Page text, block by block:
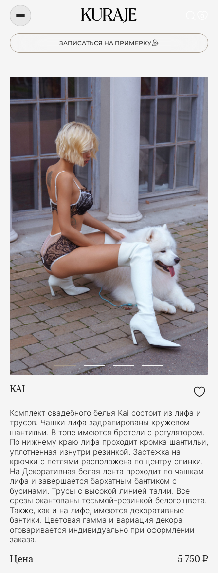
ЗАПИСАТЬСЯ НА ПРИМЕРКУ
KAI
Комплект свадебного белья Kai состоит из лифа и
трусов. Чашки лифа задрапированы кружевом
шантильи. В топе имеются бретели с регулятором.
По нижнему краю лифа проходит кромка шантильи,
уплотненная изнутри резинкой. Застежка на
крючки с петлями расположена по центру спинки.
На Декоративная белая лента проходит по чашкам
лифа и завершается бархатным бантиком с
бусинами. Трусы с высокой линией талии. Все
срезы окантованы тесьмой-резинкой белого цвета.
Также, как и на лифе, имеются декоративные
бантики. Цветовая гамма и вариация декора
оговаривается индивидуально при оформлении
заказа.
Цена 5 750 ₽